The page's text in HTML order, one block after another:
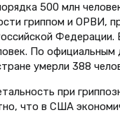
500 млн
гриппом и ОРВИ,
Федерации.
По официальным
умерли 388
при
что в США